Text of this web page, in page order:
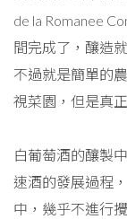
de la Romanee
間完成了，釀造
不過就是簡單的
視菜園，但是真
白葡萄酒的釀製
速酒的發展過程
中，幾乎不進行